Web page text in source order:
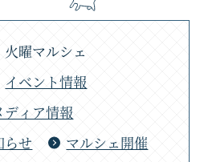
火曜マルシェ
イベント情報
ディア情報
らせ
マルシェ開催